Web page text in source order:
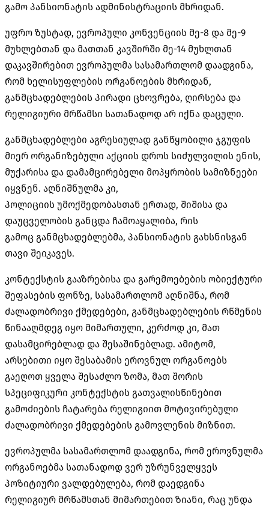
გამო პანსიონატის ადმინისტრაციის მხრიდან.
უფრო ზუსტად, ევროპული კონვენციის მე-8 და მე-9
მუხლებთან და მათთან კავშირში მე-14 მუხლთან
დაკავშირებით ევროპულმა სასამართლომ დაადგინა,
რომ ხელისუფლების ორგანოების მხრიდან,
განმცხადებლების პირადი ცხოვრება, ღირსება და
რელიგიური მრწამსი სათანადოდ არ იქნა დაცული.
განმცხადებლები აგრესიულად განწყობილი ჯგუფის
მიერ ორგანიზებული აქციის დროს სიძულვილის ენის,
მუქარისა და დამამცირებელი მოპყრობის სამიზნეები
იყვნენ. აღნიშნულმა კი,
პოლიციის უმოქმედობასთან ერთად, შიშისა და
დაუცველობის განცდა ჩამოაყალიბა, რის
გამოც განმცხადებლებმა, პანსიონატის გახსნისგან
თავი შეიკავეს.
კონტექსტის გააზრებისა და გარემოებების ობიექტური
შეფასების ფონზე, სასამართლომ აღნიშნა, რომ
ძალადობრივი ქმედებები, განმცხადებლების რწმენის
წინააღმდეგ იყო მიმართული, კერძოდ კი, მათ
დასამცირებლად და შესაშინებლად. ამიტომ,
არსებითი იყო შესაბამის ეროვნულ ორგანოებს
გაეღოთ ყველა შესაძლო ზომა, მათ შორის
სპეციფიკური კონტექსტის გათვალისწინებით
გამოძიების ჩატარება რელიგიით მოტივირებული
ძალადობრივი ქმედებების გამოვლენის მიზნით.
ევროპულმა სასამართლომ დაადგინა, რომ ეროვნულმა
ორგანოებმა სათანადოდ ვერ უზრუნველყვეს
პოზიტიური ვალდებულება, რომ დაედგინა
რელიგიურ მრწამსთან მიმართებით ზიანი, რაც უნდა